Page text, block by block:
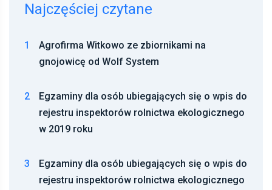
Najczęściej czytane
1
Agrofirma Witkowo ze zbiornikami na
gnojowicę od Wolf System
2
Egzaminy dla osób ubiegających się o wpis do
rejestru inspektorów rolnictwa ekologicznego
w 2019 roku
3
Egzaminy dla osób ubiegających się o wpis do
rejestru inspektorów rolnictwa ekologicznego